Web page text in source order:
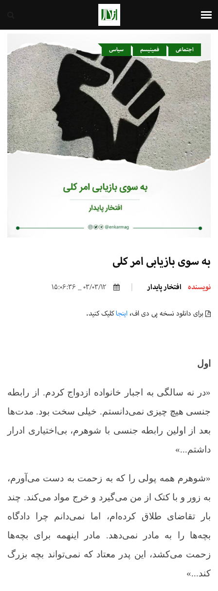
7th August 2026
اجتماعی فمینیسم سیاسی
به سوی بازیابی امر کلی
نویسنده افتخار پایدار 03/03/12 _ 15:06:36
برای دانلود نسخه پی دی اف، اینجاکلیک کنید.
اول
«در نه سالگی به اجبار خانواده ازدواج کردم. از رابطه
جنسی هیچ چیزی نمی‌دانستم. خیلی سخت بود. مدت‌ها
بعد از اولین رابطه جنسی با شوهرم، بی‌اختیاری ادرار
داشتم...»
«شوهرم همه پولی را که به زحمت به دست می‌آورم،
به زور و با کتک از من می‌گیرد و خرج مواد می‌‌کند. چند
بار تقاضای طلاق کرده‌ام، اما نمی‌دانم چرا دادگاه
بچه‌ها را به مادر نمی‌دهد. مادر اینهمه برای بچه‌ها
زحمت می‌کشد، این پدر معتاد که نمی‌تواند بچه بزرگ
کند...»